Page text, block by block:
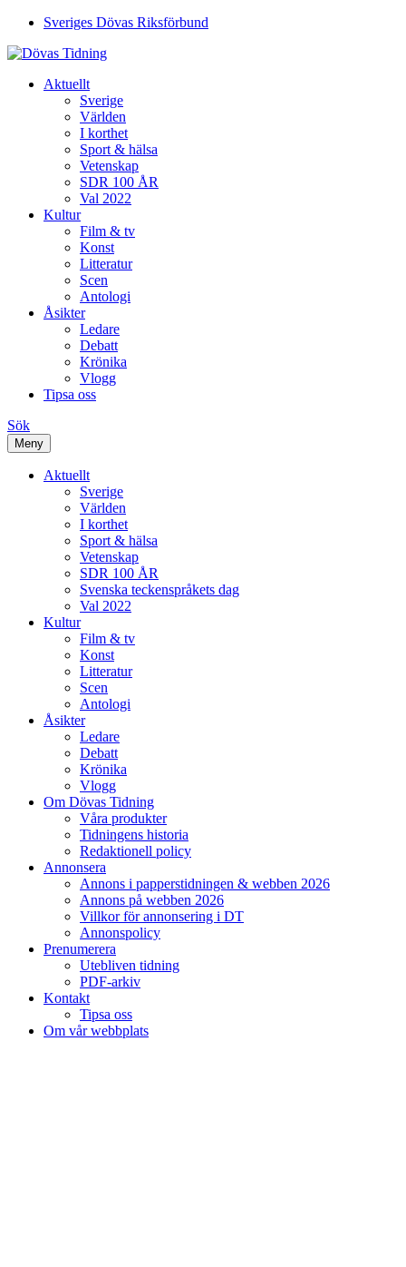
Sveriges Dövas Riksförbund
Aktuellt
Sverige
Världen
I korthet
Sport & hälsa
Vetenskap
SDR 100 ÅR
Val 2022
Kultur
Film & tv
Konst
Litteratur
Scen
Antologi
Åsikter
Ledare
Debatt
Krönika
Vlogg
Tipsa oss
Sök
Meny
Aktuellt
Sverige
Världen
I korthet
Sport & hälsa
Vetenskap
SDR 100 ÅR
Svenska teckenspråkets dag
Val 2022
Kultur
Film & tv
Konst
Litteratur
Scen
Antologi
Åsikter
Ledare
Debatt
Krönika
Vlogg
Om Dövas Tidning
Våra produkter
Tidningens historia
Redaktionell policy
Annonsera
Annons i papperstidningen & webben 2026
Annons på webben 2026
Villkor för annonsering i DT
Annonspolicy
Prenumerera
Utebliven tidning
PDF-arkiv
Kontakt
Tipsa oss
Om vår webbplats